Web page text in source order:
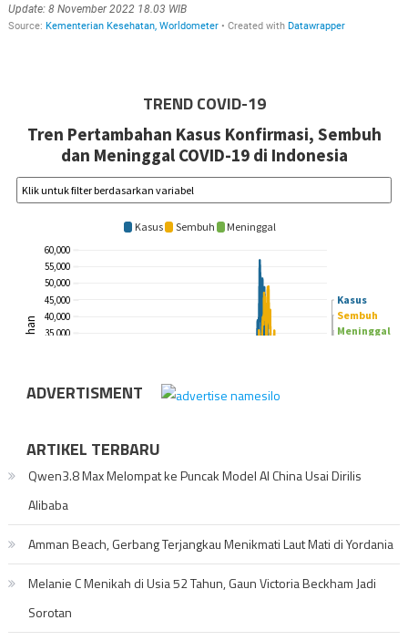
TREND COVID-19
ADVERTISMENT
ARTIKEL TERBARU
Qwen3.8 Max Melompat ke Puncak Model AI China Usai Dirilis
Alibaba
Amman Beach, Gerbang Terjangkau Menikmati Laut Mati di Yordania
Melanie C Menikah di Usia 52 Tahun, Gaun Victoria Beckham Jadi
Sorotan